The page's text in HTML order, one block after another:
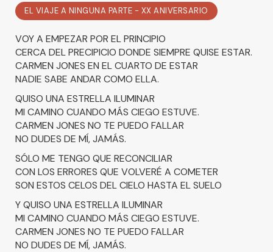
EL VIAJE A NINGUNA PARTE - XX ANIVERSARIO
VOY A EMPEZAR POR EL PRINCIPIO
CERCA DEL PRECIPICIO DONDE SIEMPRE QUISE ESTAR.
CARMEN JONES EN EL CUARTO DE ESTAR
NADIE SABE ANDAR COMO ELLA.
QUISO UNA ESTRELLA ILUMINAR
MI CAMINO CUANDO MÁS CIEGO ESTUVE.
CARMEN JONES NO TE PUEDO FALLAR
NO DUDES DE MÍ, JAMÁS.
SÓLO ME TENGO QUE RECONCILIAR
CON LOS ERRORES QUE VOLVERÉ A COMETER
SON ESTOS CELOS DEL CIELO HASTA EL SUELO
Y QUISO UNA ESTRELLA ILUMINAR
MI CAMINO CUANDO MÁS CIEGO ESTUVE.
CARMEN JONES NO TE PUEDO FALLAR
NO DUDES DE MÍ, JAMÁS.